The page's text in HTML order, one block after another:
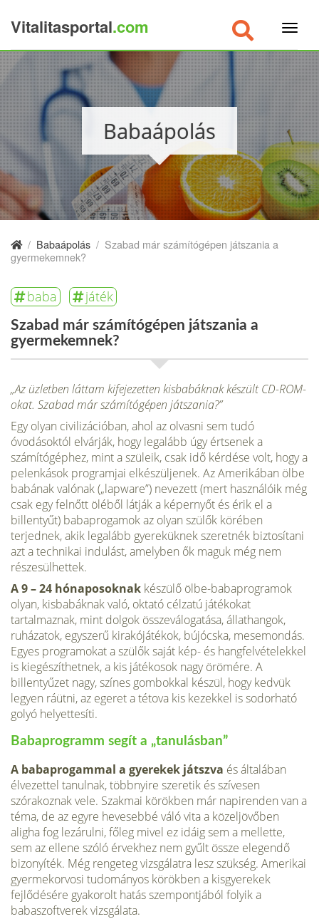
Vitalitasportal.com
Babaápolás
/ Babaápolás / Szabad már számítógépen játszania a
gyermekemnek?
baba játék
Szabad már számítógépen játszania a
gyermekemnek?
„Az üzletben láttam kifejezetten kisbabáknak készült CD-ROM-
okat. Szabad már számítógépen játszania?”
Egy olyan civilizációban, ahol az olvasni sem tudó
óvodásoktól elvárják, hogy leg­alább úgy értsenek a
számítógéphez, mint a szüleik, csak idő kérdése volt, hogy a
pelenkások programjai elkészüljenek. Az Amerikában ölbe
babának valónak („lapware”) nevezett (mert használóik még
csak egy felnőtt öléből látják a képernyőt és érik el a
billentyűt) babaprogamok az olyan szülők körében
terjednek, akik legalább gyereküknek szeretnék biztosí­tani
azt a technikai indulást, amelyben ők maguk még nem
részesülhettek.
A 9 – 24 hónaposoknak készülő ölbe-babaprogramok
olyan, kisbabáknak való, oktató célzatú játékokat
tartalmaznak, mint dolgok összeválogatása, állathan­gok,
ruházatok, egyszerű kirakójátékok, bújócska, mesemondás.
Egyes programo­kat a szülők saját kép- és hangfelvételek­kel
is kiegészíthetnek, a kis játékosok nagy örömére. A
billentyűzet nagy, színes gombokkal készül, hogy kedvük
legyen ráütni, az egeret a tétova kis kezekkel is sodorható
golyó helyettesíti.
Babaprogramm segít a „tanulásban”
A babaprogammal a gyerekek játsz­va és általában
élvezettel tanulnak, több­nyire szeretik és szívesen
szórakoznak vele. Szakmai körökben már napirenden van a
téma, de az egyre hevesebbé váló vita a közeljövőben
aligha fog lezárulni, főleg mivel ez idáig sem a mellette,
sem az ellene szóló érvekhez nem gyűlt össze elegendő
bizonyíték. Még rengeteg vizs­gálatra lesz szükség. Amerikai
gyermekor­vosi tudományos körökben a kisgyerekek
fejlődésére gyakorolt hatás szempontjá­ból folyik a
babaszoftverek vizsgálata.
×